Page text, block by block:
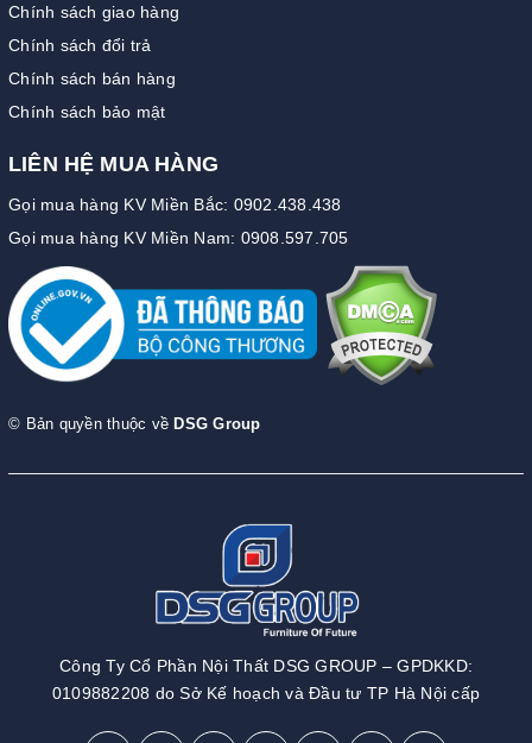
Chính sách giao hàng
Chính sách đổi trả
Chính sách bán hàng
Chính sách bảo mật
LIÊN HỆ MUA HÀNG
Gọi mua hàng KV Miền Bắc: 0902.438.438
Gọi mua hàng KV Miền Nam: 0908.597.705
© Bản quyền thuộc về DSG Group
Công Ty Cổ Phần Nội Thất DSG GROUP – GPDKKD:
0109882208 do Sở Kế hoạch và Đầu tư TP Hà Nội cấp